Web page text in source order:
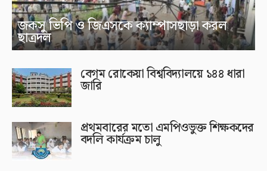
জকসু ভিপি ও জিএসকে ক্যাম্পাসছাড়া করল
ছাত্রদল
বেগম রোকেয়া বিশ্ববিদ্যালয়ে ১৪৪ ধারা
জারি
প্রথমবারের মতো এমপিওভুক্ত শিক্ষকদের
বদলি কার্যক্রম চালু